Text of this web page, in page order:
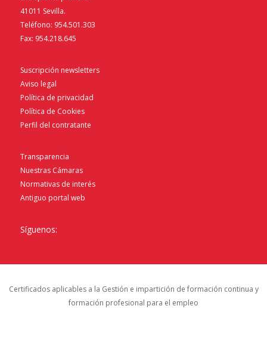
41011 Sevilla.
Teléfono: 954.501.303
Fax: 954.218.645
Suscripción newsletters
Aviso legal
Política de privacidad
Política de Cookies
Perfil del contratante
Transparencia
Nuestras Cámaras
Normativas de interés
Antiguo portal web
Síguenos:
Certificados aplicables a la Gestión e impartición de formación continua y
formación profesional para el empleo